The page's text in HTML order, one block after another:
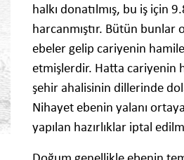
halkı donatılmış, bu iş için
harcanmıştır. Bütün bunlar
ebeler gelip cariyenin hamile
etmişlerdir. Hatta cariyenin
şehir ahalisinin dillerinde
Nihayet ebenin yalanı
yapılan hazırlıklar iptal